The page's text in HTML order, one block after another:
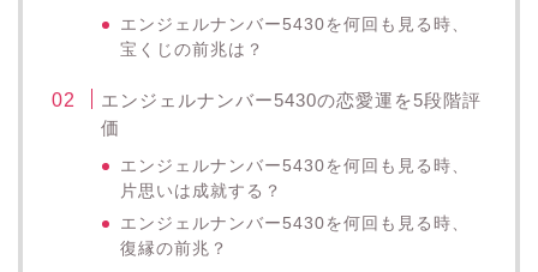
エンジェルナンバー5430を何回も見る時、
宝くじの前兆は？
エンジェルナンバー5430の恋愛運を5段階評
価
エンジェルナンバー5430を何回も見る時、
片思いは成就する？
エンジェルナンバー5430を何回も見る時、
復縁の前兆？